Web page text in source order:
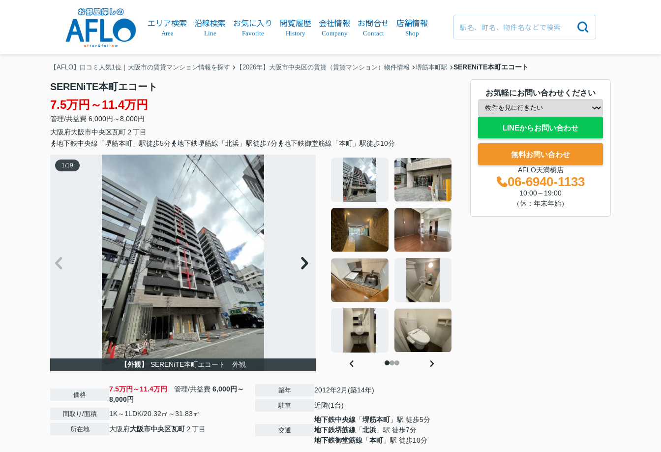
エリア検索
Area
沿線検索
Line
お気に入り
Favorite
閲覧履歴
History
会社情報
Company
お問合せ
Contact
店舗情報
Shop
【AFLO】口コミ人気1位｜大阪市の賃貸マンション情報を探す 【2026年】大阪市中央区の賃貸（賃貸マンション）物件情報 堺筋本町駅 SERENiTE本町エコート
SERENiTE本町エコート
7.5万円～11.4万円
管理/共益費 6,000円～8,000円
大阪府大阪市中央区瓦町２丁目
地下鉄中央線「堺筋本町」駅徒歩5分
地下鉄堺筋線「北浜」駅徒歩7分 地下鉄御堂筋線「本町」駅徒歩10分
1/19
【外観】 SERENiTE本町エコート 外観
価格
7.5万円～11.4万円 管理/共益費 6,000円～
8,000円
間取り/面積 1K～1LDK/20.32㎡～31.83㎡
所在地 大阪府大阪市中央区瓦町２丁目
築年 2012年2月(築14年)
駐車 近隣(1台)
交通
地下鉄中央線 「堺筋本町」駅 徒歩5分
地下鉄堺筋線 「北浜 」駅 徒歩7分
地下鉄御堂筋線 「本町」駅 徒歩10分
お気軽にお問い合わせください
LINEからお問い合わせ
無料お問い合わせ
AFLO天満橋店
06-6940-1133
10:00～19:00
（休：年末年始）